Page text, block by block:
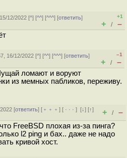
12/2022 [^] [^^] [^^^] [ответить]
+1
+ / –
16/12/2022 [^] [^^] [^^^] [ответить]
–1
+ / –
ломают и воруют
из мемных пабликов, переживу.
[ответить] [ ﹢﹢﹢] [ · · ·][↓] [↑]
+ / –
FreeBSD плохая из-за пинга?
l2 ping и бах.. даже не надо
кривой хост.